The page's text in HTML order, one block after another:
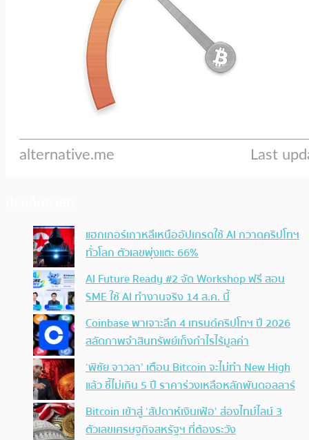
แฮกเกอร์เกาหลีเหนืออัปเกรดใช้ AI กวาดคริปโทฯ
ทั่วโลก ตัวเลขพุ่งแตะ 66%
AI Future Ready #2 จัด Workshop ฟรี สอน
SME ใช้ AI ทำงานจริง 14 ส.ค. นี้
Coinbase พาเจาะลึก 4 เทรนด์คริปโทฯ ปี 2026
สลัดภาพจำสินทรัพย์เก็งกำไรไร้มูลค่า
‘พิชัย จาวลา’ เตือน Bitcoin จะไม่ทำ New High
แล้ว ชี้ไม่เกิน 5 ปี ราคาร่วงเหลือหลักพันดอลลาร์
Bitcoin เข้าสู่ ‘สัปดาห์เงินเฟ้อ’ ส่องไทม์ไลน์ 3
ตัวเลขเศรษฐกิจสหรัฐฯ ที่ต้องระวัง